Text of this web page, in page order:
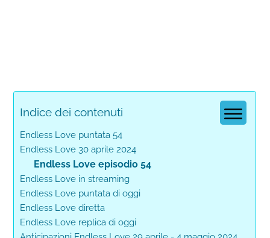
Indice dei contenuti
Endless Love puntata 54
Endless Love 30 aprile 2024
Endless Love episodio 54
Endless Love in streaming
Endless Love puntata di oggi
Endless Love diretta
Endless Love replica di oggi